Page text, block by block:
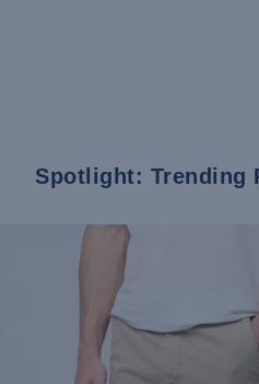
Spotlight: Trending